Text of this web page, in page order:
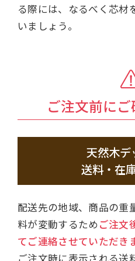
る際には、なるべく芯材
いましょう。
ご注文前に
天然木デ
送料・在
配送先の地域、商品の重
料が変動するため ご注文
てご連絡させていただき
ご注文時に表示される送